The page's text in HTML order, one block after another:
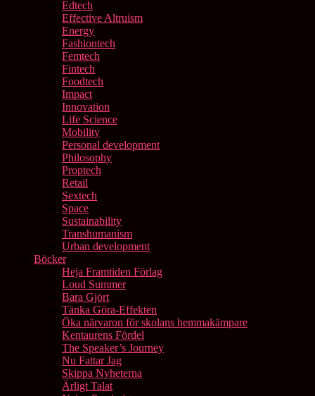
Edtech
Effective Altruism
Energy
Fashiontech
Femtech
Fintech
Foodtech
Impact
Innovation
Life Science
Mobility
Personal development
Philosophy
Proptech
Retail
Sextech
Space
Sustainability
Transhumanism
Urban development
Böcker
Heja Framtiden Förlag
Loud Summer
Bara Gjört
Tänka Göra-Effekten
Öka närvaron för skolans hemmakämpare
Kentaurens Fördel
The Speaker’s Journey
Nu Fattar Jag
Skippa Nyheterna
Ärligt Talat